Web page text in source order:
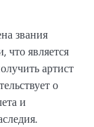
звания
что является
артист
о
и